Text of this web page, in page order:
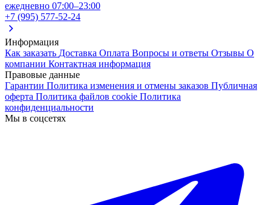
ежедневно 07:00–23:00
+7 (995) 577-52-24
Информация
Как заказать Доставка Оплата Вопросы и ответы Отзывы О
компании Контактная информация
Правовые данные
Гарантии Политика изменения и отмены заказов Публичная
оферта Политика файлов cookie Политика
конфиденциальности
Мы в соцсетях